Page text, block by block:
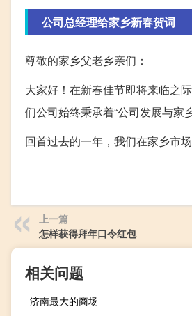
公司总经理给家乡新春贺词
尊敬的家乡父老乡亲们：
大家好！在新春佳节即将来临之
们公司始终秉承着“公司发展与家
回首过去的一年，我们在家乡市
上一篇
怎样获得拜年口令红包
相关问题
济南最大的商场